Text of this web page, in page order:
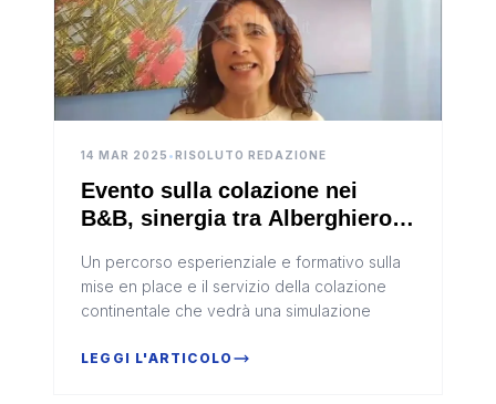
14 MAR 2025 •RISOLUTO REDAZIONE
Evento sulla colazione nei
B&B, sinergia tra Alberghiero e
Turistiche Sciacca Centro
(Video)
Un percorso esperienziale e formativo sulla
mise en place e il servizio della colazione
continentale che vedrà una simulazione
LEGGI L'ARTICOLO